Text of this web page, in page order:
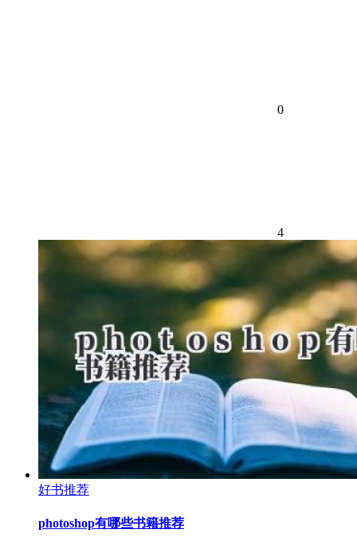
0
4
好书推荐
photoshop有哪些书籍推荐